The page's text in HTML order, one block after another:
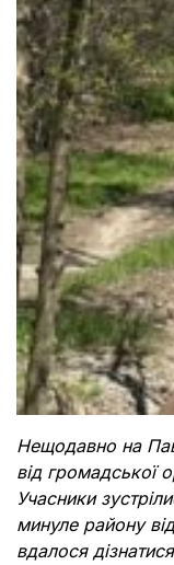
Нещодавно на
від громадської
Учасники
минуле району
вдалося